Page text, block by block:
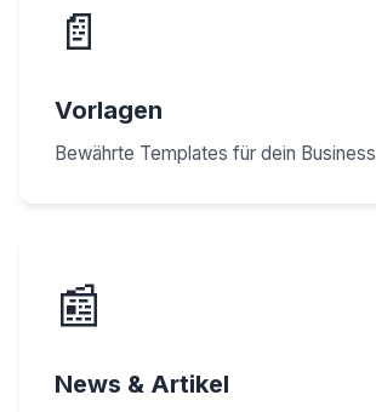
📄
Vorlagen
Bewährte Templates für dein Business
📰
News & Artikel